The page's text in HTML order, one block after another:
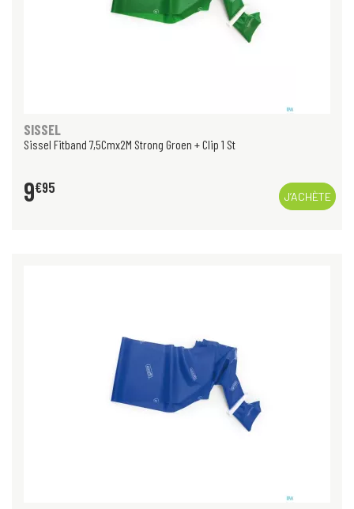
SISSEL
Sissel Fitband 7,5Cmx2M Strong Groen + Clip 1 St
9€95
J’ACHÈTE